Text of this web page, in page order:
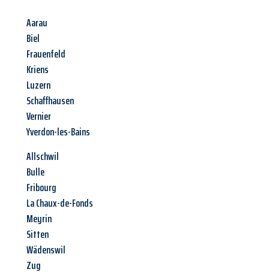
Aarau
Biel
Frauenfeld
Kriens
Luzern
Schaffhausen
Vernier
Yverdon-les-Bains
Allschwil
Bulle
Fribourg
La Chaux-de-Fonds
Meyrin
Sitten
Wädenswil
Zug